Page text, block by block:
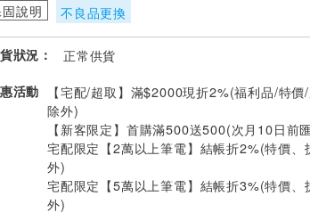
說明 不良品更換
狀況： 正常供貨
活動
【宅配/超取】滿$2000現折2%(福利品/特價
除外)
【新客限定】首購滿500送500(次月10日前
宅配限定【2萬以上筆電】結帳折2%(特價、
外)
宅配限定【5萬以上筆電】結帳折3%(特價、
外)